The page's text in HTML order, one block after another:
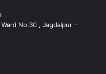
No.30 , Jagdalpur -